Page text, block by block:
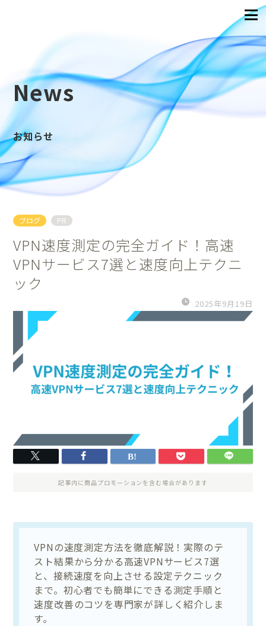
News
お知らせ
ブログ PR
VPN速度測定の完全ガイド！高速
VPNサービス7選と速度向上テクニ
ック
2025年9月19日
記事内に商品プロモーションを含む場合があります
VPNの速度測定方法を徹底解説！実際のテ
スト結果から分かる高速VPNサービス7選
と、接続速度を向上させる設定テクニック
まで。初心者でも簡単にできる測定手順と
速度改善のコツを専門家が詳しく紹介しま
す。